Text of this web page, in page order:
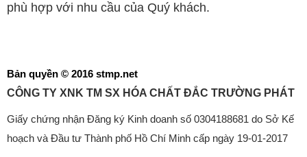
phù hợp với nhu cầu của Quý khách.
Bản quyền © 2016 stmp.net
CÔNG TY XNK TM SX HÓA CHẤT ĐẮC TRƯỜNG PHÁT
Giấy chứng nhận Đăng ký Kinh doanh số 0304188681 do Sở Kế
hoạch và Đầu tư Thành phố Hồ Chí Minh cấp ngày 19-01-2017